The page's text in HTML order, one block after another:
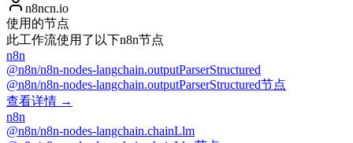
n8ncn.io
使用的节点
此工作流使用了以下n8n节点
n8n
@n8n/n8n-nodes-langchain.outputParserStructured
@n8n/n8n-nodes-langchain.outputParserStructured节点
查看详情 →
n8n
@n8n/n8n-nodes-langchain.chainLlm